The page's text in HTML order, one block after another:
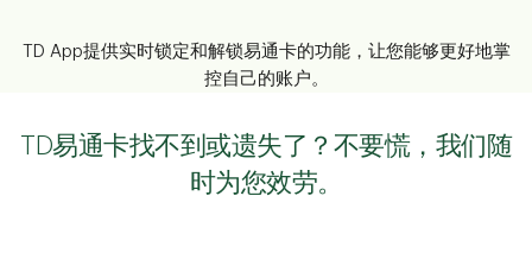
TD App提供实时锁定和解锁易通卡的功能，让您能够更好地掌
控自己的账户。
TD易通卡找不到或遗失了？不要慌，我们随
时为您效劳。